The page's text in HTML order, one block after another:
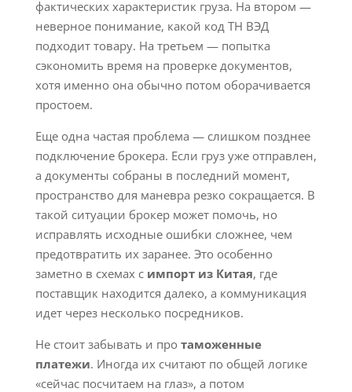
фактических характеристик груза. На втором —
неверное понимание, какой код ТН ВЭД
подходит товару. На третьем — попытка
сэкономить время на проверке документов,
хотя именно она обычно потом оборачивается
простоем.
Еще одна частая проблема — слишком позднее
подключение брокера. Если груз уже отправлен,
а документы собраны в последний момент,
пространство для маневра резко сокращается. В
такой ситуации брокер может помочь, но
исправлять исходные ошибки сложнее, чем
предотвратить их заранее. Это особенно
заметно в схемах с импорт из Китая, где
поставщик находится далеко, а коммуникация
идет через несколько посредников.
Не стоит забывать и про таможенные
платежи. Иногда их считают по общей логике
«сейчас посчитаем на глаз», а потом